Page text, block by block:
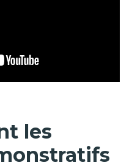
les